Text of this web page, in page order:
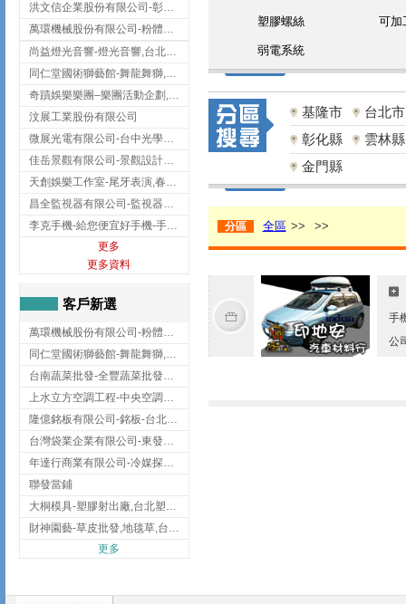
洪文信企業股份有限公司-彰化鋅合金鑄造,彰化五金加工,彰化五金配件
萬環機械股份有限公司-粉體塗裝設備,輸送機,輸送機設備,台南輸送機
尚益燈光音響-燈光音響,台北燈光音響,台北燈光音響出租
同仁堂國術獅藝館-舞龍舞獅,台中舞龍舞獅
奇蹟娛樂樂團–樂團活動企劃,台中樂團表演,台中婚禮樂團
汶展工業股份有限公司
微展光電有限公司-台中光學鍍膜,optical filter taiwan,台灣光學鍍膜
佳岳景觀有限公司-景觀設計公司,台北景觀設計,台北景觀工程,中山區景觀設計
天創娛樂工作室-尾牙表演,春酒表演,板橋尾牙表演
昌全監視器有限公司-監視器安裝,高雄監視器安裝,鳳山區監視器安裝
李克手機-給您便宜好手機-手機收購,屏東手機收購
更多
更多資料
客戶新選
萬環機械股份有限公司-粉體塗裝設備,輸送機,輸送機設備,台南輸送機
同仁堂國術獅藝館-舞龍舞獅,台中舞龍舞獅
台南蔬菜批發-全豐蔬菜批發專送/台南蔬菜箱宅配到府
上水立方空調工程-中央空調規劃,台北中央空調規劃
隆億銘板有限公司-銘板-台北銘板-板橋銘板
台灣袋業企業有限公司-東發企業社/台中太空袋/太空包
年達行商業有限公司-冷媒探漏儀,壓力錶組,真空泵浦,台北冷凍空調材料
聯發當鋪
大桐模具-塑膠射出廠,台北塑膠射出廠
財神園藝-草皮批發,地毯草,台北草,彰化地毯草,彰化台北草
更多
塑膠螺絲 可加
弱電系統
基隆市
台北市
彰化縣
雲林縣
金門縣
分區 全區 >> >>
手
公